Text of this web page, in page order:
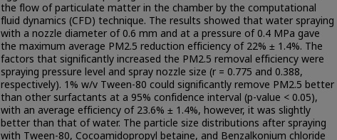
the flow of particulate matter in the chamber by the computational
fluid dynamics (CFD) technique. The results showed that water spraying
with a nozzle diameter of 0.6 mm and at a pressure of 0.4 MPa gave
the maximum average PM2.5 reduction efficiency of 22% ± 1.4%. The
factors that significantly increased the PM2.5 removal efficiency were
spraying pressure level and spray nozzle size (r = 0.775 and 0.388,
respectively). 1% w/v Tween-80 could significantly remove PM2.5 better
than other surfactants at a 95% confidence interval (p-value < 0.05),
with an average efficiency of 23.6% ± 1.4%, however, it was slightly
better than that of water. The particle size distributions after spraying
with Tween-80, Cocoamidopropyl betaine, and Benzalkonium chloride